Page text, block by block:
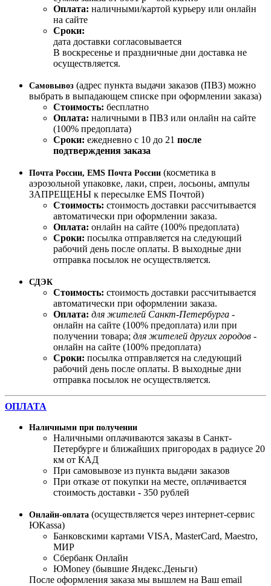
Оплата: наличными/картой курьеру или онлайн
на сайте
Сроки:
дата доставки согласовывается
В воскресенье и праздничные дни доставка не
осуществляется.
Самовывоз (адрес пункта выдачи заказов (ПВЗ) можно
выбрать в выпадающем списке при оформлении заказа)
Стоимость: бесплатно
Оплата: наличными в ПВЗ или онлайн на сайте
(100% предоплата)
Сроки: ежедневно с 10 до 21 после
подтверждения заказа
Почта России, EMS Почта России (косметика в
аэрозольной упаковке, лаки, спреи, лосьоны, ампулы
ЗАПРЕЩЕНЫ к пересылке EMS Почтой)
Стоимость: стоимость доставки рассчитывается
автоматически при оформлении заказа.
Оплата: онлайн на сайте (100% предоплата)
Сроки: посылка отправляется на следующий
рабочий день после оплаты. В выходные дни
отправка посылок не осуществляется.
СДЭК
Стоимость: стоимость доставки рассчитывается
автоматически при оформлении заказа.
Оплата: для жителей Санкт-Петербурга -
онлайн на сайте (100% предоплата) или при
получении товара; для жителей других городов -
онлайн на сайте (100% предоплата)
Сроки: посылка отправляется на следующий
рабочий день после оплаты. В выходные дни
отправка посылок не осуществляется.
ОПЛАТА
Наличными при получении
Наличными оплачиваются заказы в Санкт-
Петербурге и ближайших пригородах в радиусе 20
км от КАД
При самовывозе из пункта выдачи заказов
При отказе от покупки на месте, оплачивается
стоимость доставки - 350 рублей
Онлайн-оплата (осуществляется через интернет-сервис
ЮKassa)
Банковскими картами VISA, MasterСard, Maestro,
МИР
Сбербанк Онлайн
ЮMoney (бывшие Яндекс.Деньги)
После оформления заказа мы вышлем на Ваш email